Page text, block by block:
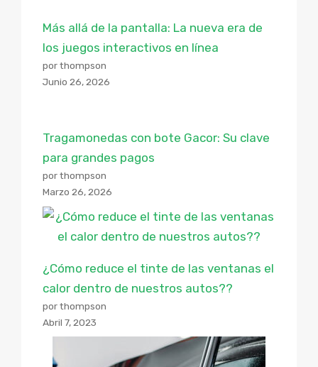
Más allá de la pantalla: La nueva era de
los juegos interactivos en línea
por thompson
Junio 26, 2026
Tragamonedas con bote Gacor: Su clave
para grandes pagos
por thompson
Marzo 26, 2026
¿Cómo reduce el tinte de las ventanas el
calor dentro de nuestros autos??
por thompson
Abril 7, 2023